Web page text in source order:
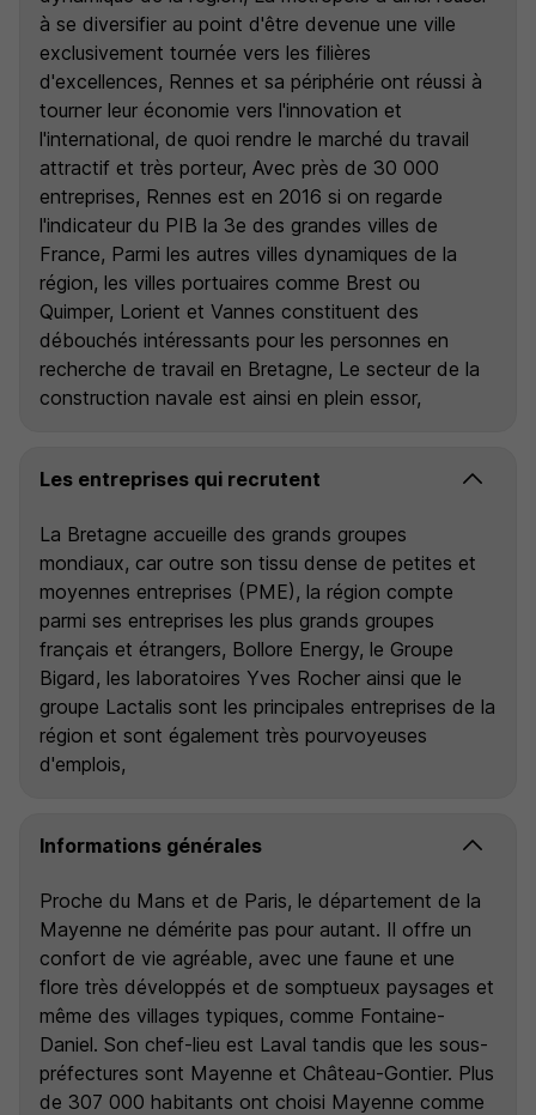
à se diversifier au point d'être devenue une ville
exclusivement tournée vers les filières
d'excellences, Rennes et sa périphérie ont réussi à
tourner leur économie vers l'innovation et
l'international, de quoi rendre le marché du travail
attractif et très porteur, Avec près de 30 000
entreprises, Rennes est en 2016 si on regarde
l'indicateur du PIB la 3e des grandes villes de
France, Parmi les autres villes dynamiques de la
région, les villes portuaires comme Brest ou
Quimper, Lorient et Vannes constituent des
débouchés intéressants pour les personnes en
recherche de travail en Bretagne, Le secteur de la
construction navale est ainsi en plein essor,
Les entreprises qui recrutent
La Bretagne accueille des grands groupes
mondiaux, car outre son tissu dense de petites et
moyennes entreprises (PME), la région compte
parmi ses entreprises les plus grands groupes
français et étrangers, Bollore Energy, le Groupe
Bigard, les laboratoires Yves Rocher ainsi que le
groupe Lactalis sont les principales entreprises de la
région et sont également très pourvoyeuses
d'emplois,
Informations générales
Proche du Mans et de Paris, le département de la
Mayenne ne démérite pas pour autant. Il offre un
confort de vie agréable, avec une faune et une
flore très développés et de somptueux paysages et
même des villages typiques, comme Fontaine-
Daniel. Son chef-lieu est Laval tandis que les sous-
préfectures sont Mayenne et Château-Gontier. Plus
de 307 000 habitants ont choisi Mayenne comme